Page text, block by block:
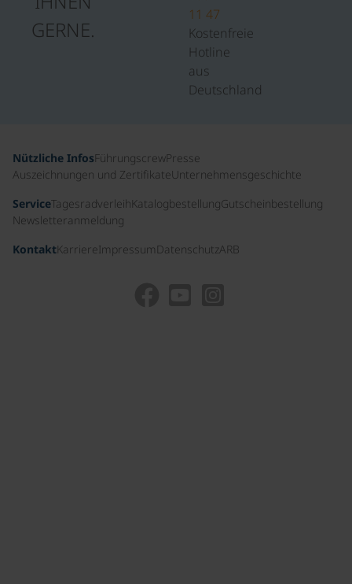
GERNE.
11 47
Kostenfreie
Hotline
aus
Deutschland
Nützliche InfosFührungscrewPresse
Auszeichnungen und ZertifikateUnternehmensgeschichte
ServiceTagesradverleihKatalogbestellungGutscheinbestellung
Newsletteranmeldung
KontaktKarriereImpressum DatenschutzARB